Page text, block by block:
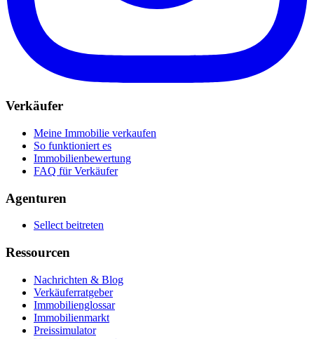
Verkäufer
Meine Immobilie verkaufen
So funktioniert es
Immobilienbewertung
FAQ für Verkäufer
Agenturen
Sellect beitreten
Ressourcen
Nachrichten & Blog
Verkäuferratgeber
Immobilienglossar
Immobilienmarkt
Preissimulator